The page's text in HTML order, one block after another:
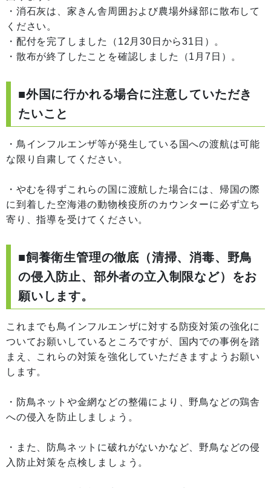
・消石灰は、家きん舎周囲および農場外縁部に散布して
ください。
・配付を完了しました（12月30日から31日）。
・散布が終了したことを確認しました（1月7日）。
■外国に行かれる場合に注意していただき
たいこと
・鳥インフルエンザ等が発生している国への渡航は可能
な限り自粛してください。
・やむを得ずこれらの国に渡航した場合には、帰国の際
に到着した空海港の動物検疫所のカウンターに必ず立ち
寄り、指導を受けてください。
■飼養衛生管理の徹底（清掃、消毒、野鳥
の侵入防止、部外者の立入制限など）をお
願いします。
これまでも鳥インフルエンザに対する防疫対策の強化に
ついてお願いしているところですが、国内での事例を踏
まえ、これらの対策を強化していただきますようお願い
します。
・防鳥ネットや金網などの整備により、野鳥などの鶏舎
への侵入を防止しましょう。
・また、防鳥ネットに破れがないかなど、野鳥などの侵
入防止対策を点検しましょう。